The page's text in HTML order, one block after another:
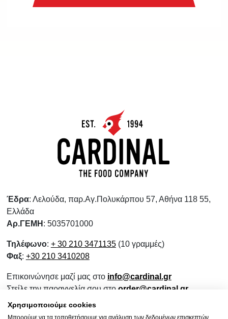
Έδρα: Λελούδα, παρ.Αγ.Πολυκάρπου 57, Αθήνα 118 55,
Ελλάδα
Αρ.ΓΕΜΗ : 5035701000
Τηλέφωνο: + 30 210 3471135(10 γραμμές)
Φαξ: +30 210 3410208
Επικοινώνησε μαζί μας στο info@cardinal.gr
Στείλε την παραγγελία σου στο order@cardinal.gr
Για αγορές λιανικής
www.wokshop.gr
Χρησιμοποιούμε cookies
Μπορούμε να τα τοποθετήσουμε για ανάλυση των δεδομένων επισκεπτών